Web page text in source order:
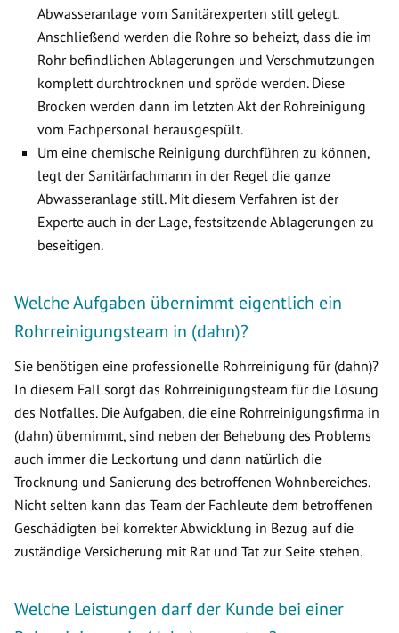
Abwasseranlage vom Sanitärexperten still gelegt.
Anschließend werden die Rohre so beheizt, dass die im
Rohr befindlichen Ablagerungen und Verschmutzungen
komplett durchtrocknen und spröde werden. Diese
Brocken werden dann im letzten Akt der Rohreinigung
vom Fachpersonal herausgespült.
Um eine chemische Reinigung durchführen zu können,
legt der Sanitärfachmann in der Regel die ganze
Abwasseranlage still. Mit diesem Verfahren ist der
Experte auch in der Lage, festsitzende Ablagerungen zu
beseitigen.
Welche Aufgaben übernimmt eigentlich ein
Rohrreinigungsteam in (dahn)?
Sie benötigen eine professionelle Rohrreinigung für (dahn)?
In diesem Fall sorgt das Rohrreinigungsteam für die Lösung
des Notfalles. Die Aufgaben, die eine Rohrreinigungsfirma in
(dahn) übernimmt, sind neben der Behebung des Problems
auch immer die Leckortung und dann natürlich die
Trocknung und Sanierung des betroffenen Wohnbereiches.
Nicht selten kann das Team der Fachleute dem betroffenen
Geschädigten bei korrekter Abwicklung in Bezug auf die
zuständige Versicherung mit Rat und Tat zur Seite stehen.
Welche Leistungen darf der Kunde bei einer